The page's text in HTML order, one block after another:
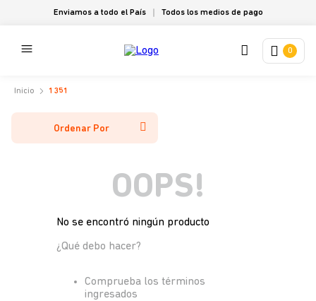
Enviamos a todo el País Todos los medios de pago
0
1351
Ordenar Por
OOPS!
No se encontró ningún producto
¿Qué debo hacer?
Comprueba los términos
ingresados